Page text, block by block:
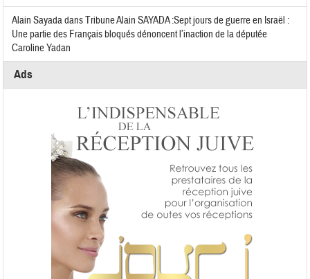
Alain SayadadansTribune Alain SAYADA :Sept jours de guerre en Israël :
Une partie des Français bloqués dénoncent l’inaction de la députée
Caroline Yadan
Ads